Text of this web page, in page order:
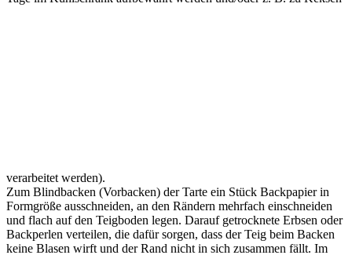
verarbeitet werden).
Zum Blindbacken (Vorbacken) der Tarte ein Stück Backpapier in
Formgröße ausschneiden, an den Rändern mehrfach einschneiden
und flach auf den Teigboden legen. Darauf getrocknete Erbsen oder
Backperlen verteilen, die dafür sorgen, dass der Teig beim Backen
keine Blasen wirft und der Rand nicht in sich zusammen fällt. Im